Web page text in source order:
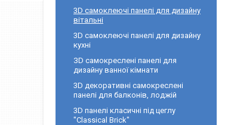
3D самоклеючі панелі для дизайну
вітальні
3D самоклеючі панелі для дизайну
кухні
ЗD самокреслені панелі для
дизайну ванної кімнати
3D декоративні самокреслені
панелі для балконів, лоджій
3D панелі класичні під цеглу
"Classical Brick"